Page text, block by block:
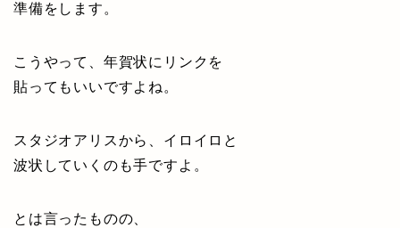
準備をします。
こうやって、年賀状にリンクを
貼ってもいいですよね。
スタジオアリスから、イロイロと
波状していくのも手ですよ。
とは言ったものの、